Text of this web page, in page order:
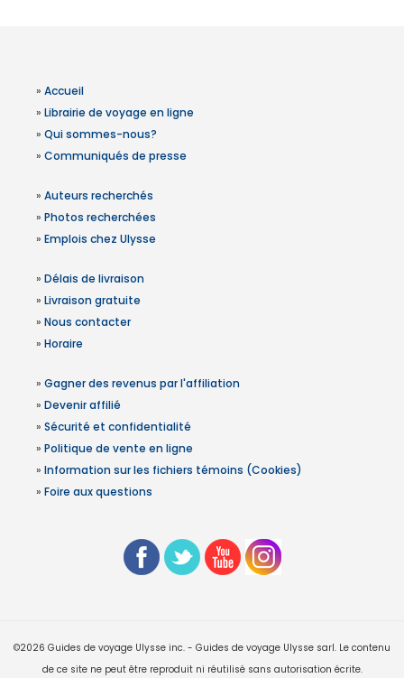
» Accueil
» Librairie de voyage en ligne
» Qui sommes-nous?
» Communiqués de presse
» Auteurs recherchés
» Photos recherchées
» Emplois chez Ulysse
» Délais de livraison
» Livraison gratuite
» Nous contacter
» Horaire
» Gagner des revenus par l'affiliation
» Devenir affilié
» Sécurité et confidentialité
» Politique de vente en ligne
» Information sur les fichiers témoins (Cookies)
» Foire aux questions
©2026 Guides de voyage Ulysse inc. - Guides de voyage Ulysse sarl. Le contenu
de ce site ne peut être reproduit ni réutilisé sans autorisation écrite.